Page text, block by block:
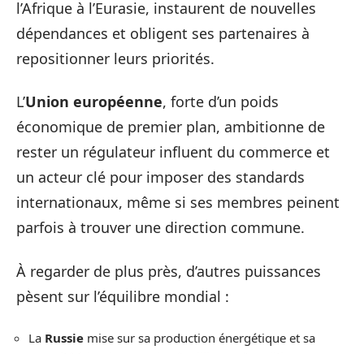
l’Afrique à l’Eurasie, instaurent de nouvelles
dépendances et obligent ses partenaires à
repositionner leurs priorités.
L’Union européenne, forte d’un poids
économique de premier plan, ambitionne de
rester un régulateur influent du commerce et
un acteur clé pour imposer des standards
internationaux, même si ses membres peinent
parfois à trouver une direction commune.
À regarder de plus près, d’autres puissances
pèsent sur l’équilibre mondial :
La Russie mise sur sa production énergétique et sa